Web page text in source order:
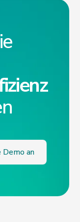
Demo an